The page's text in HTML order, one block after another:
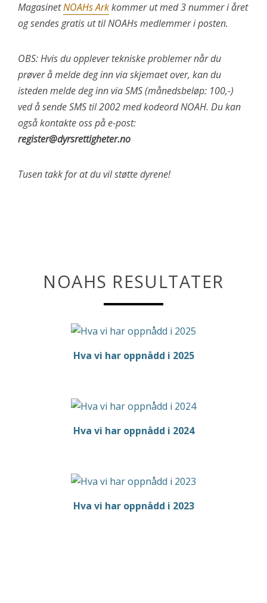
MagasinetNOAHs Arkkommer ut med 3 nummer i året
og sendes gratis ut til NOAHs medlemmer i posten.
OBS: Hvis du opplever tekniske problemer når du
prøver å melde deg inn via skjemaet over, kan du
isteden melde deg inn via SMS (månedsbeløp: 100,-)
ved å sende SMS til 2002 med kodeord NOAH. Du kan
også kontakte oss på e-post:
register@dyrsrettigheter.no
Tusen takk for at du vil støtte dyrene!
NOAHS RESULTATER
Hva vi har oppnådd i 2025
Hva vi har oppnådd i 2024
Hva vi har oppnådd i 2023